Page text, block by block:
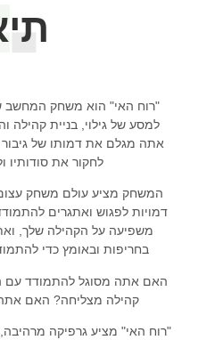
"רוח האי" הוא משחק המחשב
למסע של גילוי, בניית
אתה מגלם את דמותו של גיבור
לחקור את סודותיו
המשחק מציע עולם משחק
דמויות לפגוש ואתגרים
משפיעה על הקהילה שלך,
בחריפות ובאומץ כדי
האם אתה מסוגל להתמודד עם
קהילה מצליחה? האם אתה
"רוח האי" מציע גרפיקה